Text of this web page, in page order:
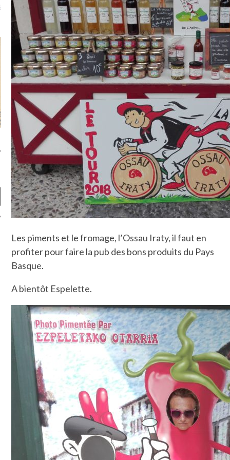
je ne parle presque que
Les piments et le fromage, l’Ossau Iraty, il faut en
profiter pour faire la pub des bons produits du Pays
Basque.
A bientôt Espelette.